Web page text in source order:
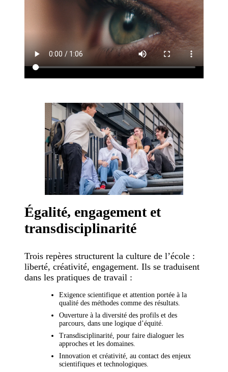
Égalité, engagement et
transdisciplinarité
Trois repères structurent la culture de l’école :
liberté, créativité, engagement. Ils se traduisent
dans les pratiques de travail :
Exigence scientifique et attention portée à la
qualité des méthodes comme des résultats.
Ouverture à la diversité des profils et des
parcours, dans une logique d’équité.
Transdisciplinarité, pour faire dialoguer les
approches et les domaines.
Innovation et créativité, au contact des enjeux
scientifiques et technologiques.